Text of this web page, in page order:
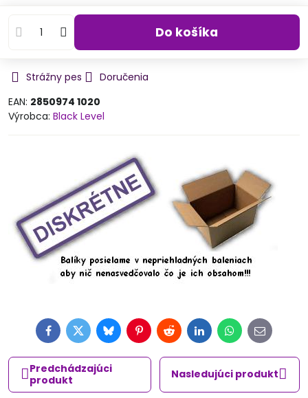
Do košíka
Strážny pes
Doručenia
EAN: 2850974 1020
Výrobca: Black Level
FacebookTwitterBlueskyPinterestRedditLinkedInWhatsApp
E-
mail
Predchádzajúci
produkt
Nasledujúci produkt